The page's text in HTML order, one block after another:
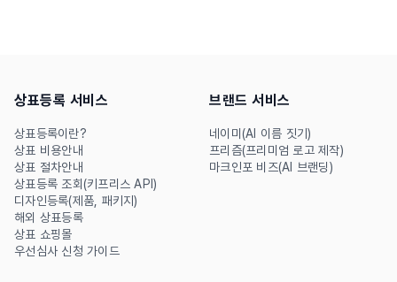
상표등록 서비스
상표등록이란?
상표 비용안내
상표 절차안내
상표등록 조회(키프리스 API)
디자인등록(제품, 패키지)
해외 상표등록
상표 쇼핑몰
우선심사 신청 가이드
브랜드 서비스
네이미(AI 이름 짓기)
프리즘(프리미엄 로고 제작)
마크인포 비즈(AI 브랜딩)